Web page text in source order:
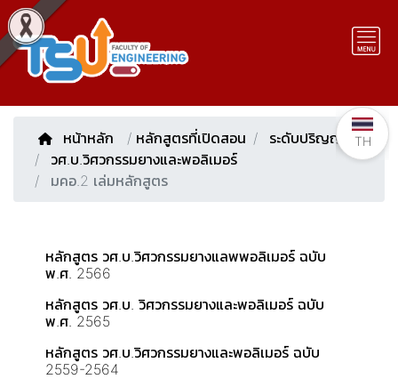
หน้าหลัก / หลักสูตรที่เปิดสอน
ระดับปริญญาตรี
วศ.บ.วิศวกรรมยางและพอลิเมอร์
มคอ.2 เล่มหลักสูตร
หลักสูตร วศ.บ.วิศวกรรมยางแลพพอลิเมอร์ ฉบับ
พ.ศ. 2566
หลักสูตร วศ.บ. วิศวกรรมยางและพอลิเมอร์ ฉบับ
พ.ศ. 2565
หลักสูตร วศ.บ.วิศวกรรมยางและพอลิเมอร์ ฉบับ
2559-2564
TH